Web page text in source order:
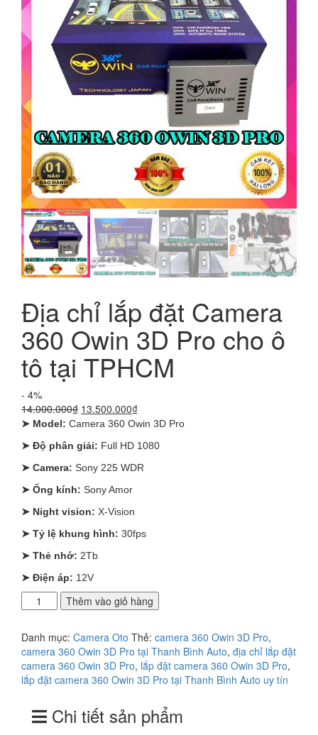
Địa chỉ lắp đặt Camera
360 Owin 3D Pro cho ô
tô tại TPHCM
- 4%
14.000.000₫ Giá
gốc
14.000.000₫.
13.500.000₫Giá
hiện
là:
13.500.000₫.
➤ Model: Camera 360 Owin 3D Pro
➤ Độ phân giải: Full HD 1080
➤ Camera: Sony 225 WDR
➤ Ống kính: Sony Amor
➤ Night vision: X-Vision
➤ Tỷ lệ khung hình: 30fps
➤ Thẻ nhớ: 2Tb
➤ Điện áp: 12V
chỉ
đặt
Camera
360
Owin
Pro
cho
Thêm vào giỏ hàng
Danh mục: Camera Oto Thẻ: camera 360 Owin 3D Pro,
camera 360 Owin 3D Pro tại Thanh Bình Auto, địa chỉ lắp đặt
camera 360 Owin 3D Pro, lắp đặt camera 360 Owin 3D Pro,
lắp đặt camera 360 Owin 3D Pro tại Thanh Bình Auto uy tín
Chi tiết sản phẩm